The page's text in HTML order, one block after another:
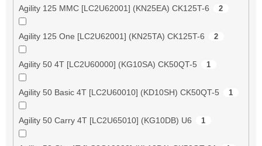
Agility 125 MMC [LC2U62001] (KN25EA) CK125T-6 2
Agility 125 One [LC2U62001] (KN25TA) CK125T-6 2
Agility 50 4T [LC2U60000] (KG10SA) CK50QT-5 1
Agility 50 Basic 4T [LC2U60010] (KD10SH) CK50QT-5 1
Agility 50 Carry 4T [LC2U65010] (KG10DB) U6 1